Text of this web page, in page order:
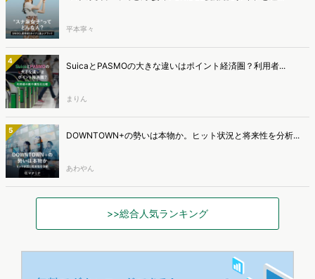
平本寧々
4 SuicaとPASMOの大きな違いはポイント経済圏？利用者...
まりん
5 DOWNTOWN+の勢いは本物か。ヒット状況と将来性を分析...
あわやん
>>総合人気ランキング